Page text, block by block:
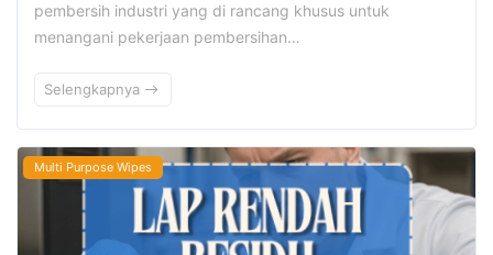
pembersih industri yang di rancang khusus untuk
menangani pekerjaan pembersihan…
Selengkapnya
Multi Purpose Wipes